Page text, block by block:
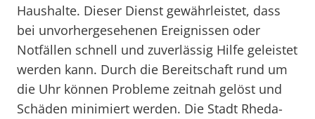
Haushalte. Dieser Dienst gewährleistet, dass
bei unvorhergesehenen Ereignissen oder
Notfällen schnell und zuverlässig Hilfe geleistet
werden kann. Durch die Bereitschaft rund um
die Uhr können Probleme zeitnah gelöst und
Schäden minimiert werden. Die Stadt Rheda-